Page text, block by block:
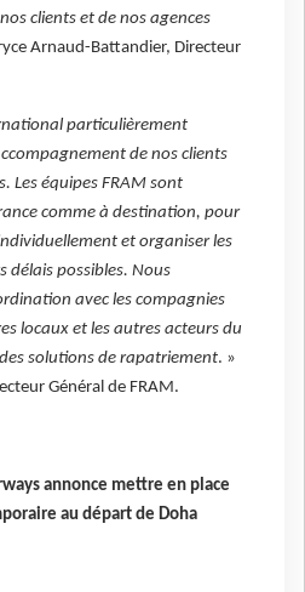
clients et de nos agences
Arnaud-Battandier, Directeur
particulièrement
de nos clients
Les équipes FRAM sont
comme à destination, pour
et organiser les
délais possibles. Nous
avec les compagnies
locaux et les autres acteurs du
solutions de rapatriement. »
Général de FRAM.
annonce mettre en place
au départ de Doha